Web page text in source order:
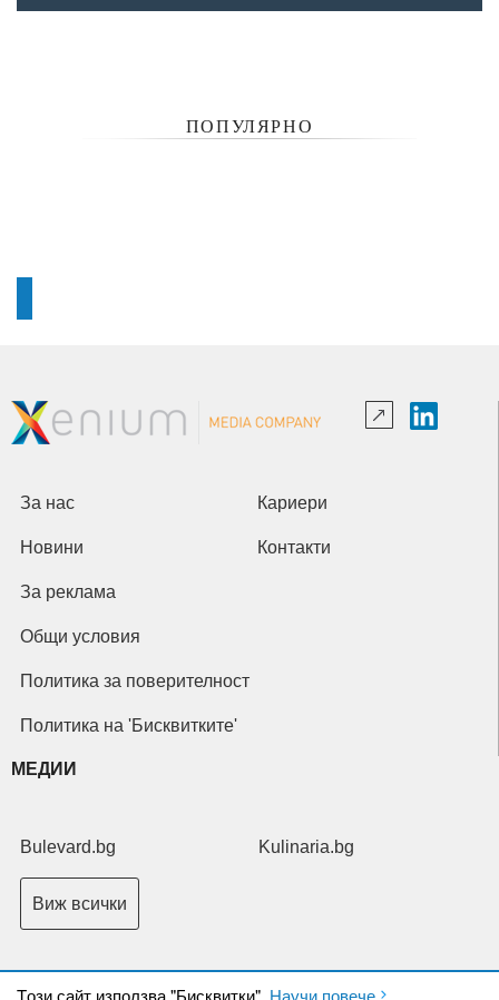
ПОПУЛЯРНО
Tози сайт използва "Бисквитки". Научи повече
За нас Кариери
Новини Контакти
За реклама
Общи условия
Политика за поверителност
Политика на 'Бисквитките'
МЕДИИ
Bulevard.bg Kulinaria.bg
Виж всички